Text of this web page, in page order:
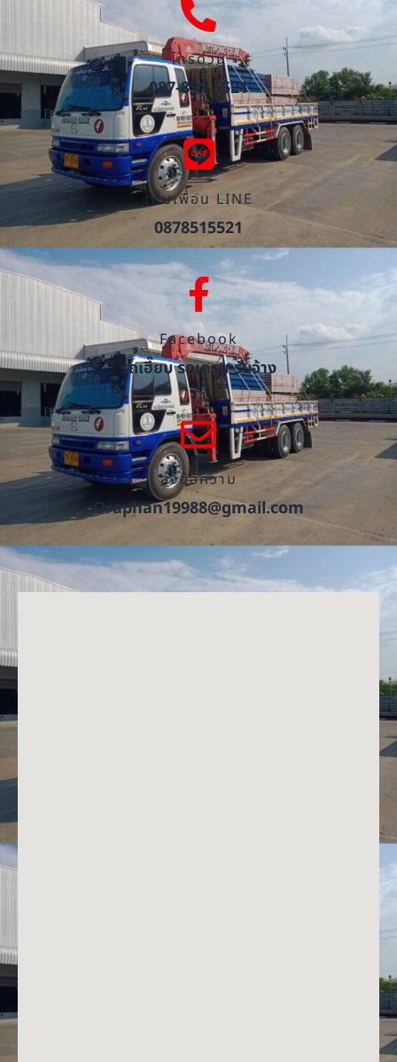
โทรด่วน
087-851-5521
เพิ่มเพื่อน LINE
0878515521
Facebook
รถเฮี๊ยบ รถเครน รับจ้าง
ส่งข้อความ
Oraphan19988@gmail.com